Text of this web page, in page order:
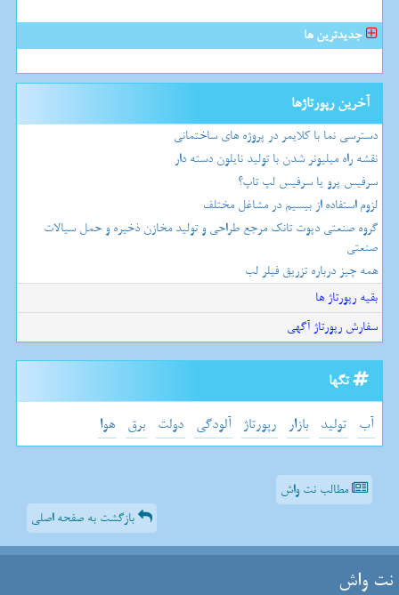
جدیدترین ها
آخرین رپورتاژها
دسترسی نما با کلایمر در پروژه های ساختمانی
نقشه راه میلیونر شدن با تولید نایلون دسته دار
سرفیس پرو یا سرفیس لپ تاپ؟
لزوم استفاده از بیسیم در مشاغل مختلف
گروه صنعتی دپوت تانک مرجع طراحی و تولید مخازن ذخیره و حمل سیالات
صنعتی
همه چیز درباره تزریق فیلر لب
بقیه رپورتاژ ها
سفارش رپورتاژ آگهی
تگها
آب تولید بازار رپورتاژ آلودگی دولت برق هوا
مطالب نت واش
بازگشت به صفحه اصلی
نت واش